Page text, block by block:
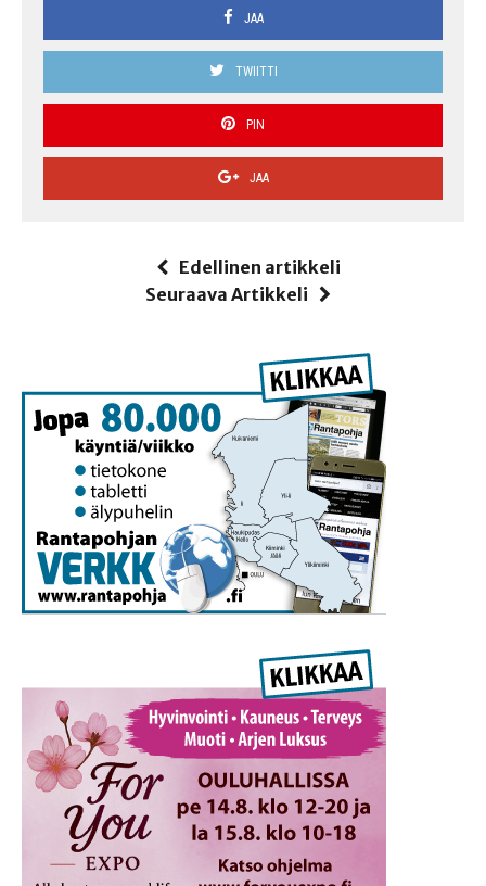
JAA
TWIITTI
PIN
JAA
Edellinen artikkeli
Seuraava Artikkeli